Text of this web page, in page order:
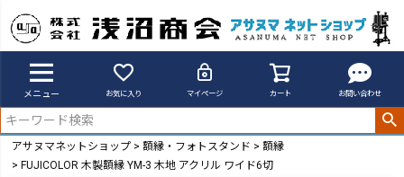
メニュー お気に入り マイページ カート お問い合わせ
アサヌマネットショップ 額縁・フォトスタンド
額縁
FUJICOLOR 木製額縁 YM-3 木地 アクリル ワイド6切